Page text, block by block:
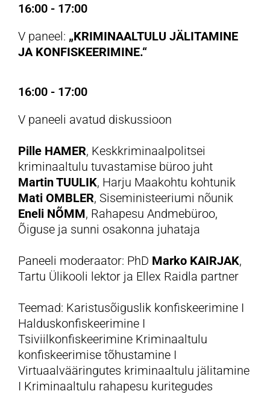
16:00 - 17:00
V paneel: „KRIMINAALTULU JÄLITAMINE
JA KONFISKEERIMINE.“
16:00 - 17:00
V paneeli avatud diskussioon
Pille HAMER, Keskkriminaalpolitsei
kriminaaltulu tuvastamise büroo juht
Martin TUULIK, Harju Maakohtu kohtunik
Mati OMBLER, Siseministeeriumi nõunik
Eneli NÕMM, Rahapesu Andmebüroo,
Õiguse ja sunni osakonna juhataja
Paneeli moderaator: PhD Marko KAIRJAK,
Tartu Ülikooli lektor ja Ellex Raidla partner
Teemad: Karistusõiguslik konfiskeerimine I
Halduskonfiskeerimine I
Tsiviilkonfiskeerimine Kriminaaltulu
konfiskeerimise tõhustamine I
Virtuaalvääringutes kriminaaltulu jälitamine
I Kriminaaltulu rahapesu kuritegudes